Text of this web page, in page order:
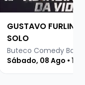
GUSTAVO FURLIN -
SOLO
Sábado, 08 Ago • 19